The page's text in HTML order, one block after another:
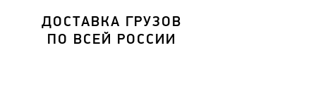
ДОСТАВКА ГРУЗОВ
ПО ВСЕЙ РОССИИ